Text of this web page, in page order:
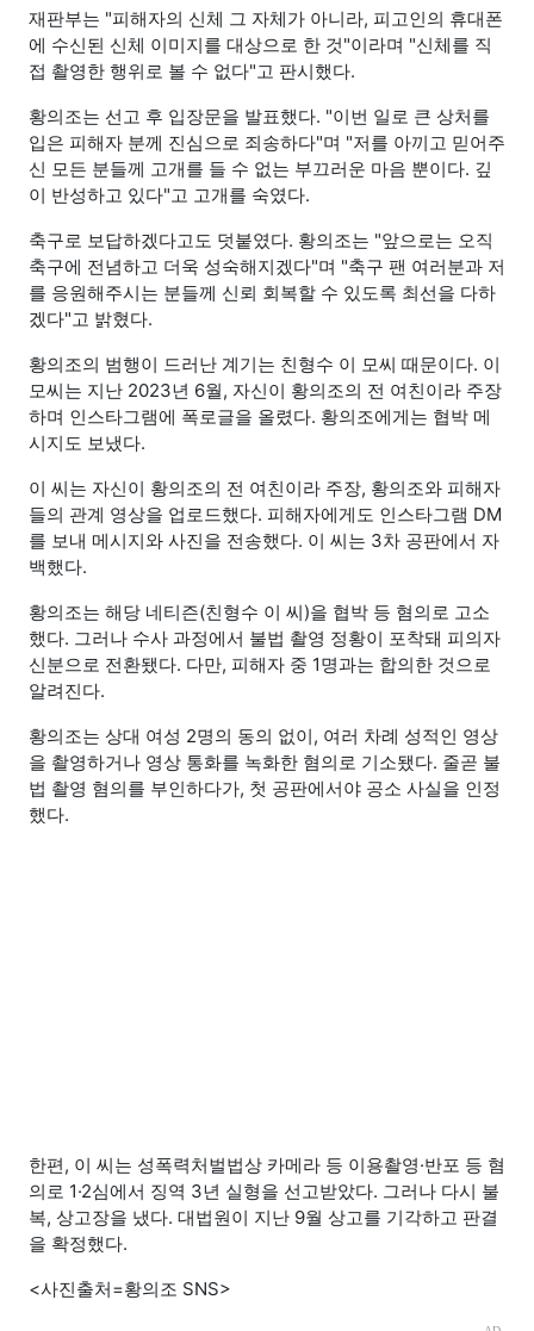
재판부는 "피해자의 신체 그 자체가 아니라, 피고인의 휴대폰
에 수신된 신체 이미지를 대상으로 한 것"이라며 "신체를 직
접 촬영한 행위로 볼 수 없다"고 판시했다.
황의조는 선고 후 입장문을 발표했다. "이번 일로 큰 상처를
입은 피해자 분께 진심으로 죄송하다"며 "저를 아끼고 믿어주
신 모든 분들께 고개를 들 수 없는 부끄러운 마음 뿐이다. 깊
이 반성하고 있다"고 고개를 숙였다.
축구로 보답하겠다고도 덧붙였다. 황의조는 "앞으로는 오직
축구에 전념하고 더욱 성숙해지겠다"며 "축구 팬 여러분과 저
를 응원해주시는 분들께 신뢰 회복할 수 있도록 최선을 다하
겠다"고 밝혔다.
황의조의 범행이 드러난 계기는 친형수 이 모씨 때문이다. 이
모씨는 지난 2023년 6월, 자신이 황의조의 전 여친이라 주장
하며 인스타그램에 폭로글을 올렸다. 황의조에게는 협박 메
시지도 보냈다.
이 씨는 자신이 황의조의 전 여친이라 주장, 황의조와 피해자
들의 관계 영상을 업로드했다. 피해자에게도 인스타그램 DM
를 보내 메시지와 사진을 전송했다. 이 씨는 3차 공판에서 자
백했다.
황의조는 해당 네티즌(친형수 이 씨)을 협박 등 혐의로 고소
했다. 그러나 수사 과정에서 불법 촬영 정황이 포착돼 피의자
신분으로 전환됐다. 다만, 피해자 중 1명과는 합의한 것으로
알려진다.
황의조는 상대 여성 2명의 동의 없이, 여러 차례 성적인 영상
을 촬영하거나 영상 통화를 녹화한 혐의로 기소됐다. 줄곧 불
법 촬영 혐의를 부인하다가, 첫 공판에서야 공소 사실을 인정
했다.
한편, 이 씨는 성폭력처벌법상 카메라 등 이용촬영·반포 등 혐
의로 1·2심에서 징역 3년 실형을 선고받았다. 그러나 다시 불
복, 상고장을 냈다. 대법원이 지난 9월 상고를 기각하고 판결
을 확정했다.
<사진출처=황의조 SNS>